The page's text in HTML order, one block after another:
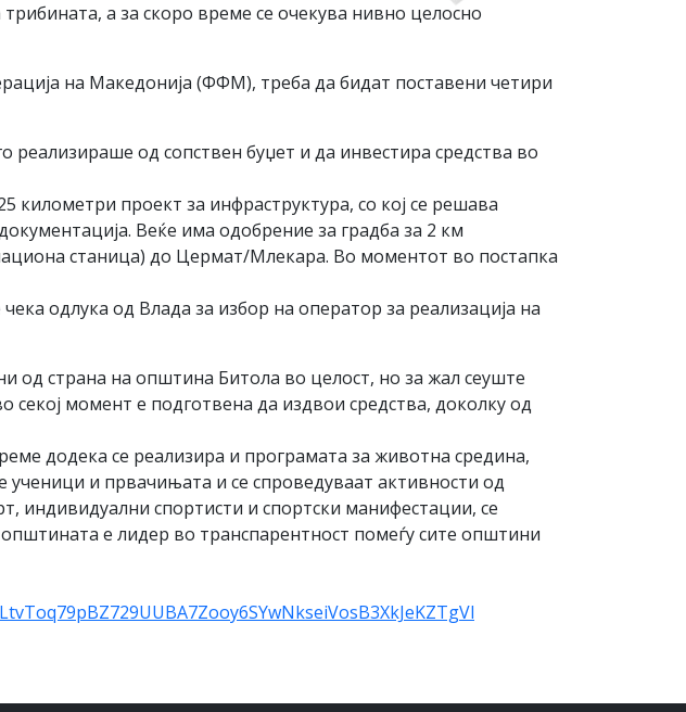
а за скоро време се очекува нивно целосно
на Македонија (ФФМ), треба да бидат поставени четири
реализираше од сопствен буџет и да инвестира средства во
километри проект за инфраструктура, со кој се решава
Веќе има одобрение за градба за 2 км
станица) до Цермат/Млекара. Во моментот во постапка
одлука од Влада за избор на оператор за реализација на
од страна на општина Битола во целост, но за жал сеуште
момент е подготвена да издвои средства, доколку од
додека се реализира и програмата за животна средина,
и првачињата и се спроведуваат активности од
индивидуални спортисти и спортски манифестации, се
општината е лидер во транспарентност помеѓу сите општини